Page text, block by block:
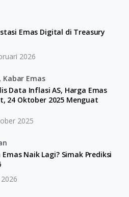
Emas Digital di Treasury
2026
Kabar Emas
Data Inflasi AS, Harga Emas
24 Oktober 2025 Menguat
2025
Naik Lagi? Simak Prediksi